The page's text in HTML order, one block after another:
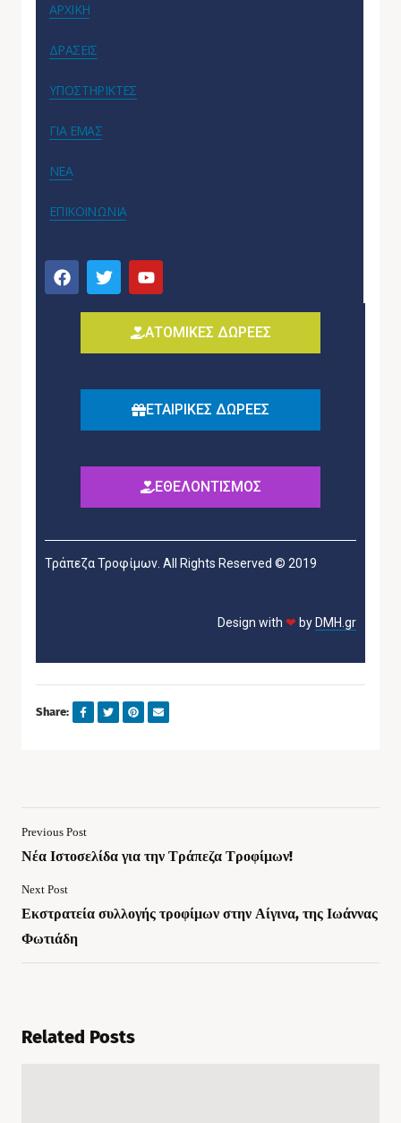
ΑΡΧΙΚΗ
ΔΡΑΣΕΙΣ
ΥΠΟΣΤΗΡΙΚΤΕΣ
ΓΙΑ ΕΜΑΣ
ΝΕΑ
ΕΠΙΚΟΙΝΩΝΙΑ
ΑΤΟΜΙΚΕΣ ΔΩΡΕΕΣ
ΕΤΑΙΡΙΚΕΣ ΔΩΡΕΕΣ
ΕΘΕΛΟΝΤΙΣΜΟΣ
Τράπεζα Τροφίμων. All Rights Reserved © 2019
Design with ❤ by DMH.gr
Share:
Previous Post
Νέα Ιστοσελίδα για την Τράπεζα Τροφίμων!
Next Post
Εκστρατεία συλλογής τροφίμων στην Αίγινα, της Ιωάννας
Φωτιάδη
Related Posts